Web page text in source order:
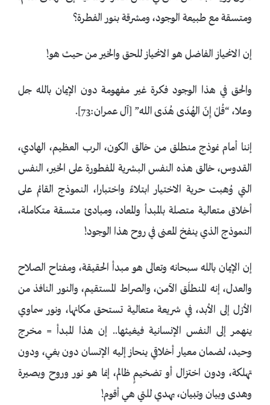
ومتسقة مع طبيعة الوجود، ومشرقة بنور الفطرة؟
إن الانحياز الفاضل هو الانحياز للحق والخير من حيث هو!
والحق في هذا الوجود فكرة غير مفهومة دون الإيمان بالله جل
وعلا، “قُلْ إِنّ الهُدَى هُدَى اللهِ” [آل عمران:73].
إننا أمام نموذج منطلق من خالق الكون، الرب العظيم، الهادي،
القدوس، خالق هذه النفس البشرية المفطورة على الخير، النفس
التي وُهبت حرية الاختيار ابتلاءً واختبارا، النموذج القائم على
أخلاق متعالية متصلة بالمبدأ والمعاد، ومبادئ متسقة متكاملة،
النموذج الذي ينفخ المعنى في روح هذا الوجود!
إن الإيمان بالله سبحانه وتعالى هو مبدأ الحقيقة، ومفتاح الصلاح
والعدل، إنه المنطلَق الآمن، والصراط المستقيم، والنور النافذ من
الأزل إلى الأبد، في شريعة متعالية تستحق مكانها، ونور سماوي
ينهمر إلى النفس الإنسانية فيغيثها.. إن هذا المبدأ = مخرج
وحيد، لضمان معيار أخلاقي ينحاز إليه الإنسان دون بغي، ودون
تهلكة، ودون اختزال أو تضخيمٍ ظالم، إنما هو نور وروح وبصيرة
وهدى وبيان وتبيان، يهدي للتي هي أقوم!